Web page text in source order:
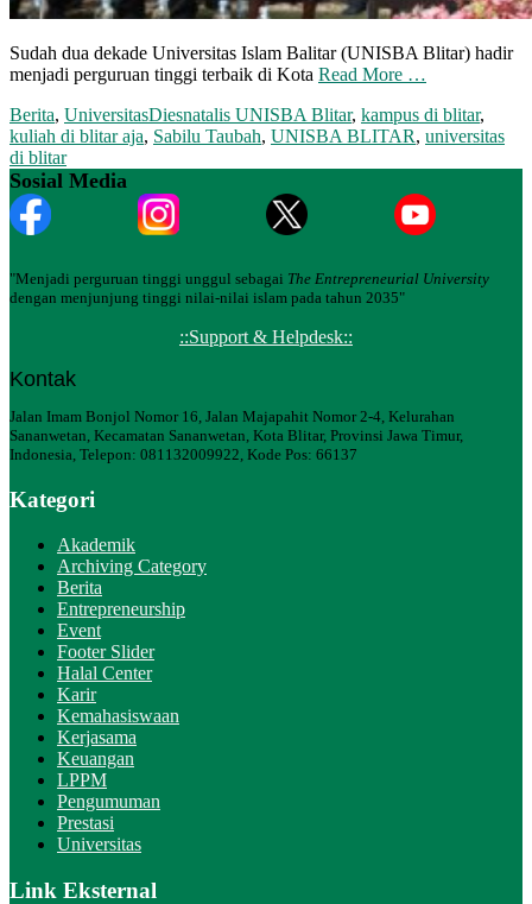
Sudah dua dekade Universitas Islam Balitar (UNISBA Blitar) hadir
menjadi perguruan tinggi terbaik di Kota Read More …
Berita, UniversitasDiesnatalis UNISBA Blitar, kampus di blitar,
kuliah di blitar aja, Sabilu Taubah, UNISBA BLITAR, universitas
di blitar
Sosial Media
"Menjadi perguruan tinggi unggul sebagai The Entrepreneurial University
dengan menjunjung tinggi nilai-nilai islam pada tahun 2035"
::Support & Helpdesk::
Kontak
Jalan Imam Bonjol Nomor 16, Jalan Majapahit Nomor 2-4, Kelurahan
Sananwetan, Kecamatan Sananwetan, Kota Blitar, Provinsi Jawa Timur,
Indonesia, Telepon: 081132009922, Kode Pos: 66137
Kategori
Akademik
Archiving Category
Berita
Entrepreneurship
Event
Footer Slider
Halal Center
Karir
Kemahasiswaan
Kerjasama
Keuangan
LPPM
Pengumuman
Prestasi
Universitas
Link Eksternal